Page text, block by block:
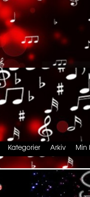
Kategorier Arkiv Min